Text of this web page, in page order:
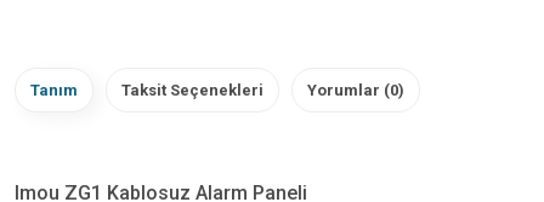
Tanım Taksit Seçenekleri Yorumlar (0)
Imou ZG1 Kablosuz Alarm Paneli